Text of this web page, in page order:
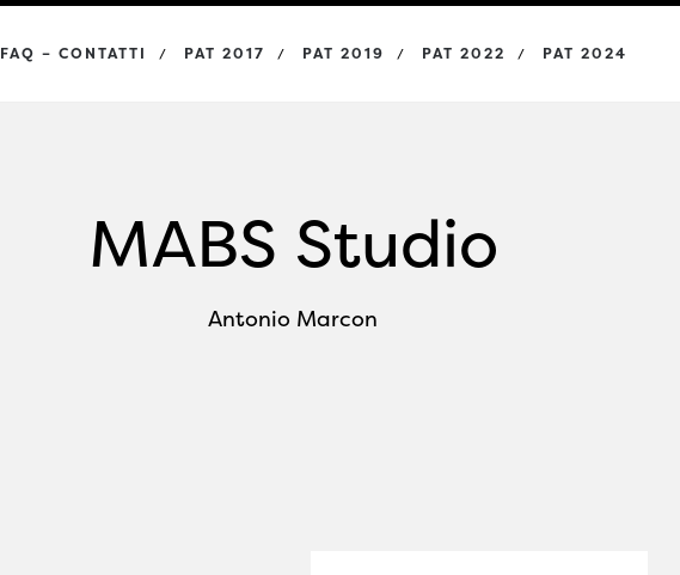
FAQ – CONTATTI PAT 2017 PAT 2019 PAT 2022 PAT 2024
MABS Studio
Antonio Marcon